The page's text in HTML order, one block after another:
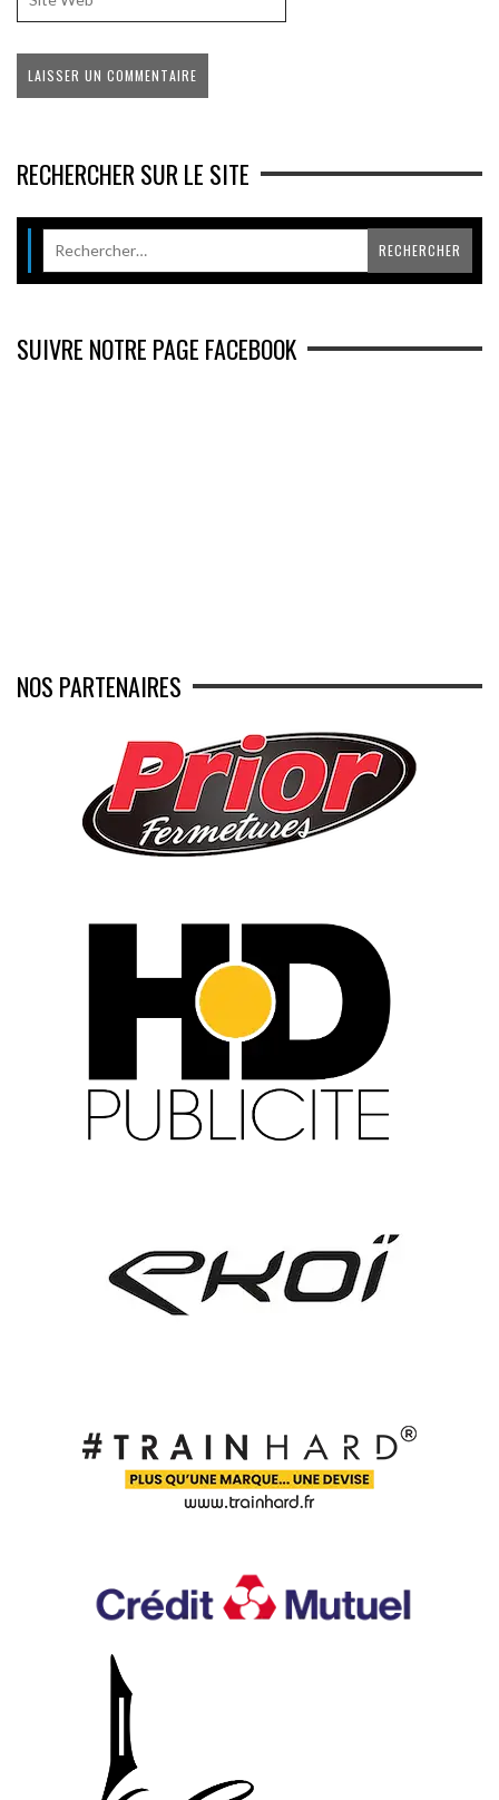
RECHERCHER SUR LE SITE
SUIVRE NOTRE PAGE FACEBOOK
NOS PARTENAIRES